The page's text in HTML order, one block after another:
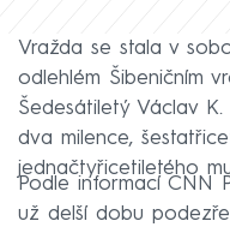
Vražda se stala v
odlehlém Šibeničním
Šedesátiletý Václav
dva milence,
jednačtyřicetiletého
Podle informací CNN
už delší dobu